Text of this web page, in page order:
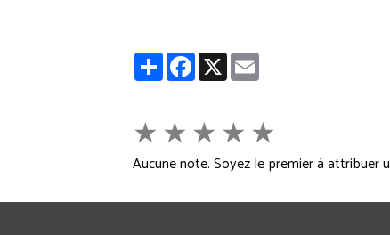
PartagerFacebook
X
★★★★★
Aucune note. Soyez le premier à attribuer